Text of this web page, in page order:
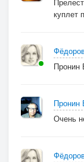
куплет
Пронин
Пронин
Очень